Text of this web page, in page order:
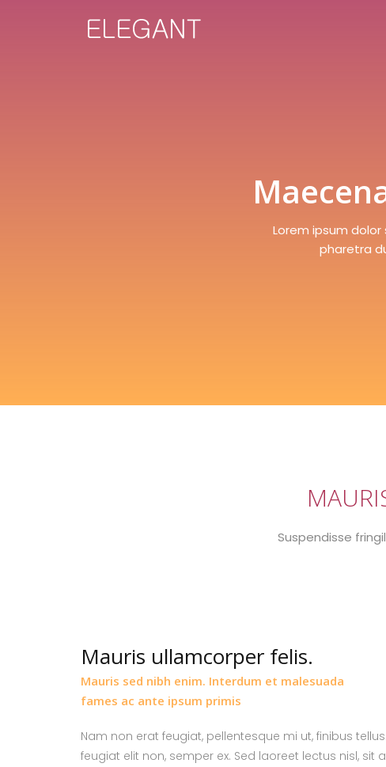
Lorem ipsum
pharetra
Suspendisse
Mauris ullamcorper felis.
Mauris sed nibh enim. Interdum et malesuada
fames ac ante ipsum primis
Nam non erat feugiat, pellentesque mi ut, finibus
feugiat elit non, semper ex. Sed laoreet lectus nisl, sit